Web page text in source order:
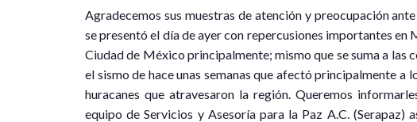
Agradecemos sus muestras de atención y preocupación
se presentó el día de ayer con repercusiones importantes en
Ciudad de México principalmente; mismo que se suma a las
el sismo de hace unas semanas que afectó principalmente a
huracanes que atravesaron la región. Queremos
equipo de Servicios y Asesoría para la Paz A.C. (Serapaz)